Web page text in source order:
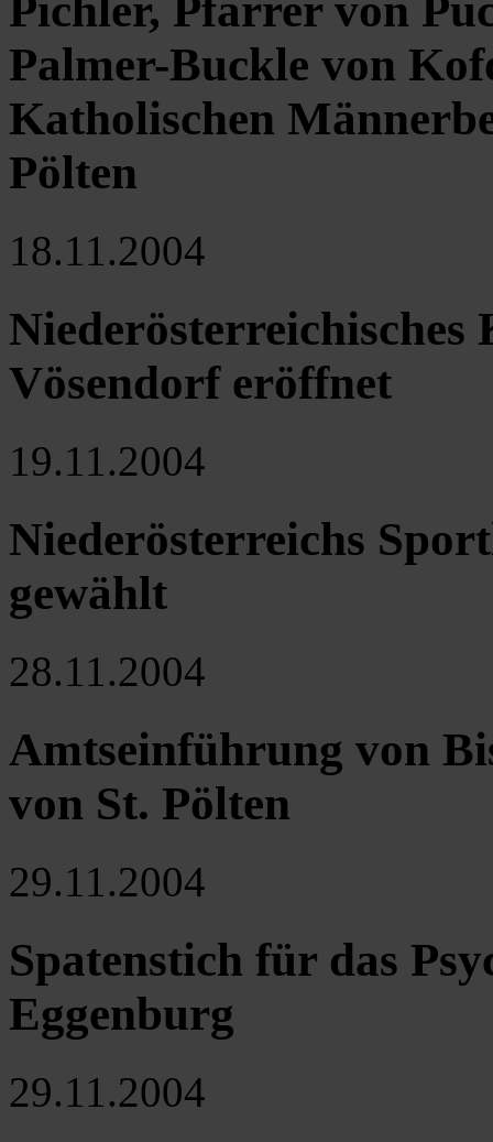
Palmer-Buckle von
Katholischen
Pölten
18.11.2004
Vösendorf eröffnet
19.11.2004
Niederösterreichs
gewählt
28.11.2004
Amtseinführung von
von St. Pölten
29.11.2004
Spatenstich für das
Eggenburg
29.11.2004